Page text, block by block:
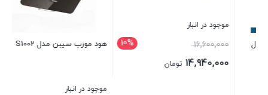
10% هود مورب سیبن مدل S1002 هود مورب ایلیااستیل مدل پارمیس
موجود در انبار